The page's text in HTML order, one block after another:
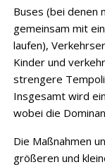
Buses (bei denen
gemeinsam mit
laufen),
Kinder und
strengere
Insgesamt wird
wobei die
Die Maßnahmen
größeren und